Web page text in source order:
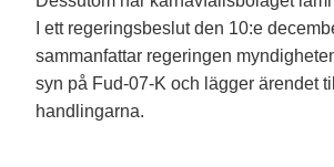
I ett regeringsbeslut den 10:e
sammanfattar regeringen
syn på Fud-07-K och lägger ärendet till
handlingarna.